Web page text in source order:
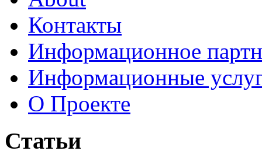
Контакты
Информационное
Информационные
О Проекте
Статьи